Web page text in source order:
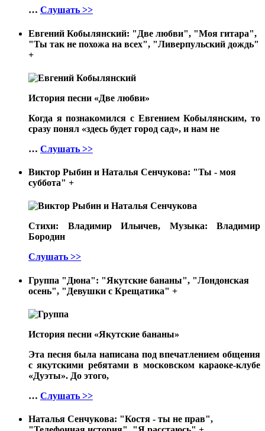
… Слушать >>
Евгений Кобылянский: "Две любви", "Моя гитара",
"Ты так не похожа на всех", "Ливерпульский дождь"
+
История песни «Две любви»
Когда я познакомился с Евгением Кобылянским, то
сразу понял «здесь будет город сад», и нам не
… Слушать >>
Виктор Рыбин и Наталья Сенчукова: "Ты - моя
суббота" +
Стихи: Владимир Ильичев, Музыка: Владимир
Бородин
Слушать >>
Группа "Дюна": "Якутские бананы", "Лондонская
осень", "Девушки с Крещатика" +
История песни «Якутские бананы»
Эта песня была написана под впечатлением общения
с якутскими ребятами в московском караоке-клубе
«Дуэты». До этого,
… Слушать >>
Наталья Сенчукова: "Костя - ты не прав",